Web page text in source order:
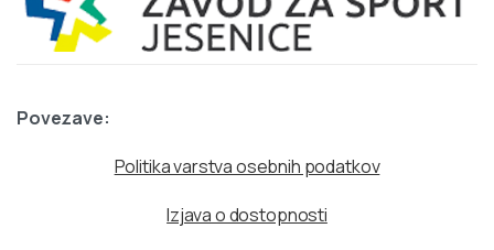
Povezave:
Politika varstva osebnih podatkov
Izjava o dostopnosti